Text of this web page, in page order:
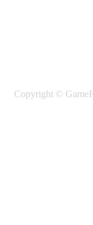
Copyright ©